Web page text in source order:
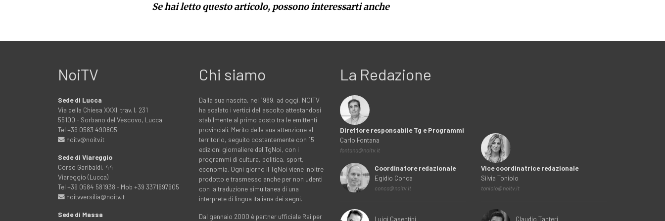
Se hai letto questo articolo, possono interessarti anche
NoiTV
Sede di Lucca
Via della Chiesa XXXII trav. I, 231
55100 - Sorbano del Vescovo, Lucca
Tel +39 0583 490805
noitv@noitv.it
Sede di Viareggio
Corso Garibaldi, 44
Viareggio (Lucca)
Tel +39 0584 581938 - Mob +39 3371697605
noitvversilia@noitv.it
Sede di Massa
Chi siamo
Dalla sua nascita, nel 1989, ad oggi, NOITV
ha scalato i vertici dell'ascolto attestandosi
stabilmente al primo posto tra le emittenti
provinciali. Merito della sua attenzione al
territorio, seguito costantemente con 15
edizioni giornaliere del TgNoi, con i
programmi di cultura, politica, sport,
economia. Ogni giorno il TgNoi viene inoltre
prodotto e trasmesso anche per non udenti
con la traduzione simultanea di una
interprete di lingua italiana dei segni.
Dal gennaio 2000 è partner ufficiale Rai per
La Redazione
Direttore responsabile Tg e Programmi
Carlo Fontana
fontana@noitv.it
Coordinatore redazionale
Egidio Conca
conca@noitv.it
Luigi Casentini
Vice coordinatrice redazionale
Silvia Toniolo
toniolo@noitv.it
Claudio Tanteri